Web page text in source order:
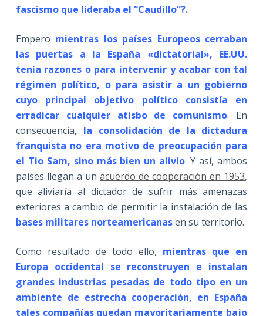
fascismo que lideraba el “Caudillo”?.
Empero mientras los países Europeos cerraban
las puertas a la España «dictatorial», EE.UU.
tenía razones o para intervenir y acabar con tal
régimen político, o para asistir a un gobierno
cuyo principal objetivo político consistía en
erradicar cualquier atisbo de comunismo. En
consecuencia, la consolidación de la dictadura
franquista no era motivo de preocupación para
el Tio Sam, sino más bien un alivio. Y así, ambos
países llegan a un acuerdo de cooperación en 1953,
que aliviaría al dictador de sufrir más amenazas
exteriores a cambio de permitir la instalación de las
bases militares norteamericanasen su territorio.
Como resultado de todo ello, mientras que en
Europa occidental se reconstruyen e instalan
grandes industrias pesadas de todo tipo en un
ambiente de estrecha cooperación, en España
tales compañías quedan mayoritariamente bajo